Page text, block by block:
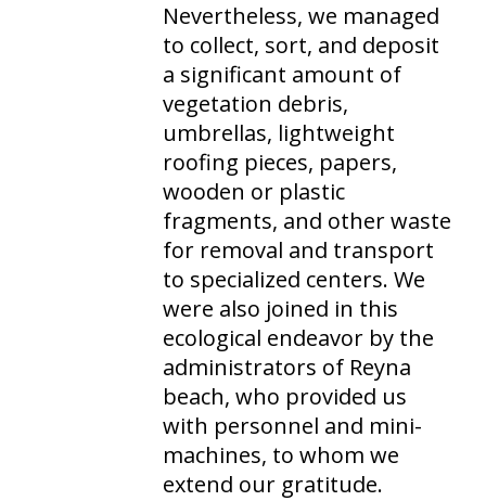
Nevertheless, we managed
to collect, sort, and deposit
a significant amount of
vegetation debris,
umbrellas, lightweight
roofing pieces, papers,
wooden or plastic
fragments, and other waste
for removal and transport
to specialized centers. We
were also joined in this
ecological endeavor by the
administrators of Reyna
beach, who provided us
with personnel and mini-
machines, to whom we
extend our gratitude.